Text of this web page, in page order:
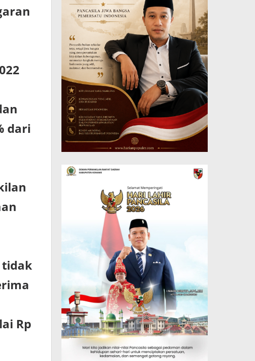
dari
tidak
Rp